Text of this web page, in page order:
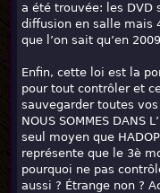
a été trouvée: les DVD
diffusion en salle mais
que l’on sait qu’en
Enfin, cette loi est la
pour tout contrôler et
sauvegarder toutes
NOUS SOMMES DANS
seul moyen que
représente que le 3è
pourquoi ne pas
aussi ? Étrange non ?